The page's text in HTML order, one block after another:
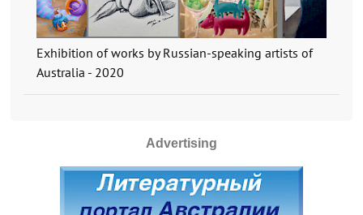
Exhibition of works by Russian-speaking artists of
Australia - 2020
Advertising